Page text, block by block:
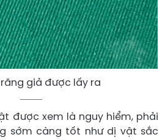
giả được lấy ra
được xem là nguy hiểm, phải
sớm càng tốt như dị vật sắc